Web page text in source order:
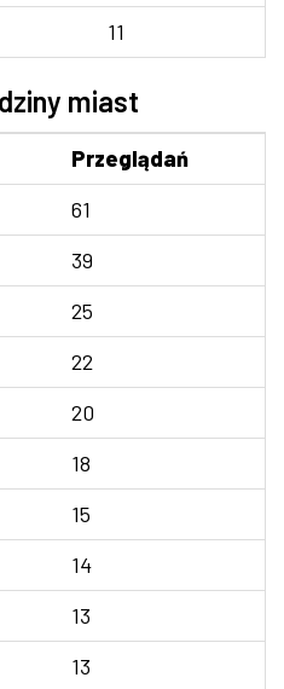
11
miast
Przeglądań
61
39
25
22
20
18
15
14
13
13